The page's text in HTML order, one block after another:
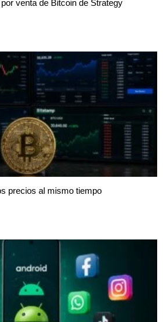
venta de Bitcoin de Strategy
precios al mismo tiempo